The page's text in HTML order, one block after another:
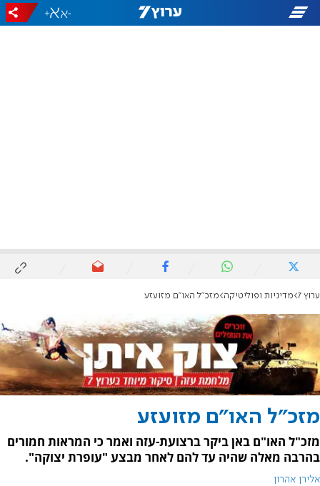
-
+
ערוץ 7 מדיניות ופוליטיקה מזכ"ל האו"ם מזועזע
מזכ"ל האו"ם מזועזע
מזכ"ל האו"ם באן ביקר ברצועת-עזה ואמר כי המראות חמורים
בהרבה מאלה שהיה עד להם לאחר מבצע "עופרת יצוקה".
אלירן אהרון